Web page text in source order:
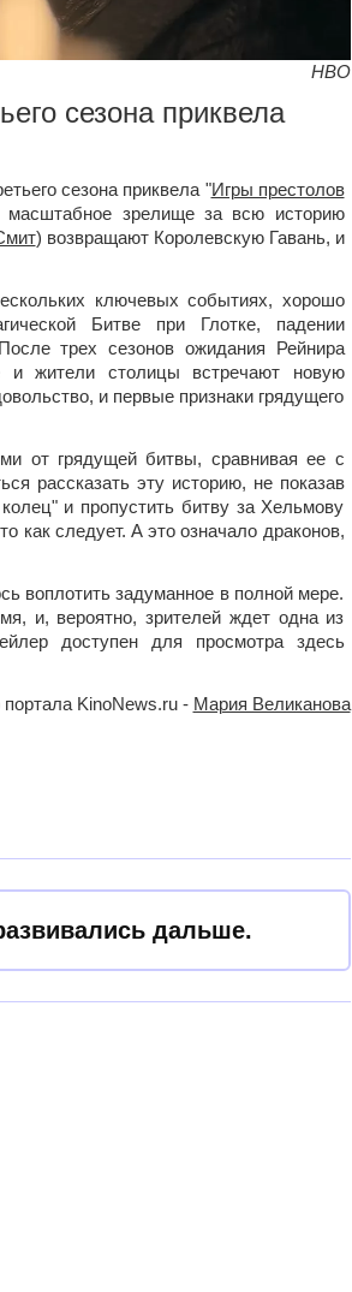
HBO
сезона приквела
сезона приквела "Игры престолов
зрелище за всю историю
) возвращают Королевскую Гавань, и
ключевых событиях, хорошо
Битве при Глотке, падении
трех сезонов ожидания Рейнира
и жители столицы встречают новую
и первые признаки грядущего
от грядущей битвы, сравнивая ее с
рассказать эту историю, не показав
и пропустить битву за Хельмову
следует. А это означало драконов,
воплотить задуманное в полной мере.
и, вероятно, зрителей ждет одна из
доступен для просмотра здесь
KinoNews.ru - Мария Великанова
дальше.